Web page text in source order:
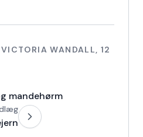
VICTORIA WANDALL,12
mandehørm